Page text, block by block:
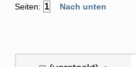
Seiten: 1 Nach unten